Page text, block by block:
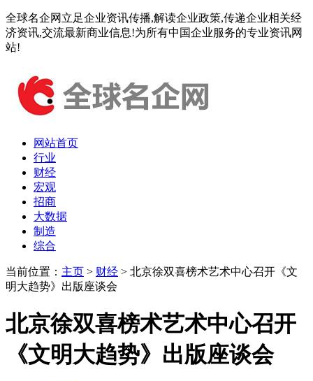
全球名企网立足企业资讯传播,解读企业政策,传递企业相关经
济资讯,交流最新商业信息!为所有中国企业服务的专业资讯网
站!
网站首页
行业
财经
宏观
招商
大数据
制造
综合
当前位置： 主页 > 财经 > 北京徐双喜榜术艺术中心召开《文
明大趋势》出版座谈会
北京徐双喜榜术艺术中心召开
《文明大趋势》出版座谈会